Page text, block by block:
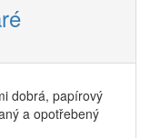
dobrá, papírový
a opotřebený